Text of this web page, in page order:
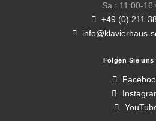
Sa.: 11:00-
+49 (0) 211
info@klavierhaus-
Folgen Sie uns